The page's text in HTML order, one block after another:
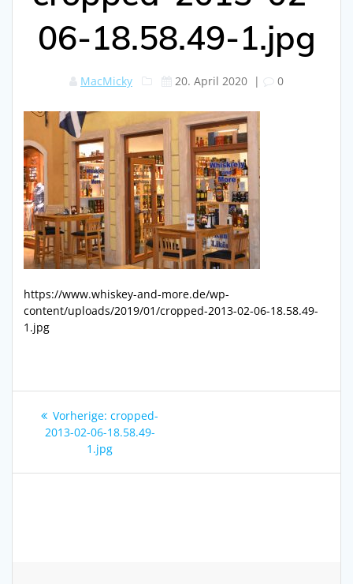
06-18.58.49-1.jpg
MacMicky 20. April 2020 | 0
https://www.whiskey-and-more.de/wp-
content/uploads/2019/01/cropped-2013-02-06-18.58.49-
1.jpg
Beitragsnavigation
Vorherige: Vorheriger
Beitrag:
cropped-
2013-02-06-18.58.49-
1.jpg